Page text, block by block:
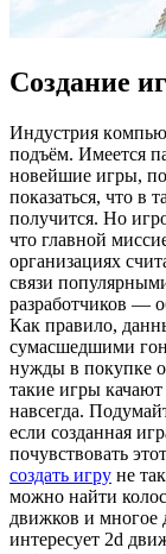
Создание
Индустрия
подъём. Имеется
новейшие игры,
показаться, что в
получится. Но
что главной
организациях
связи
разработчиков —
Как правило,
сумасшедшими
нужды в покупке
такие игры
навсегда.
если созданная
почувствовать
создать игру не
можно найти
движков и многое
интересует 2d